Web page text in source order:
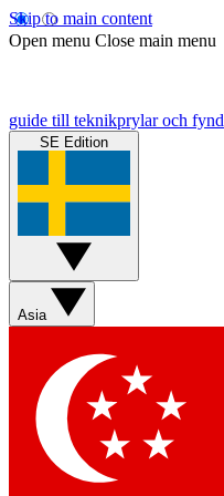
Skip to main content
Open menu Close main menu
guide till teknikprylar och fynd
SE Edition
Asia